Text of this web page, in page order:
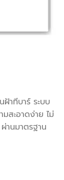
าทีบาร์ ระบบ
สะอาดง่าย ไม่
านมาตรฐาน